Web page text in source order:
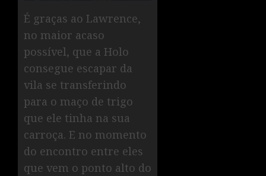
É graças ao Lawrence,
no maior acaso
possível, que a Holo
consegue escapar da
vila se transferindo
para o maço de trigo
que ele tinha na sua
carroça. E no momento
do encontro entre eles
que vem o ponto alto do